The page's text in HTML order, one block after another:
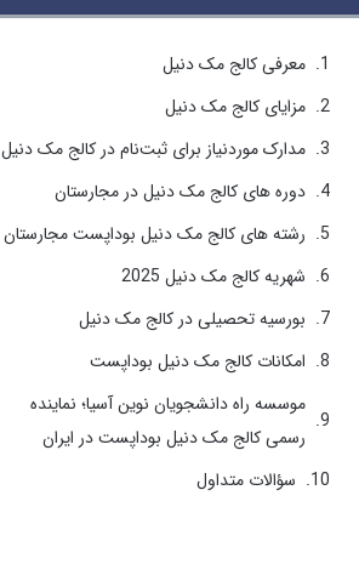
معرفی کالج مک دنیل
مزایای کالج مک دنیل
مدارک موردنیاز برای ثبت‌نام در کالج مک دنیل
دوره‌ های کالج مک دنیل در مجارستان
رشته‌ های کالج مک دنیل بوداپست مجارستان
شهریه کالج مک دنیل 2025
بورسیه تحصیلی در کالج مک دنیل
امکانات کالج مک دنیل بوداپست
موسسه راه دانشجویان نوین آسیا؛ نماینده
رسمی کالج مک دنیل بوداپست در ایران
سؤالات متداول